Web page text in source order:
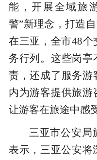
能，开展全域旅
警”新理念，打造
在三亚，全市48
务行列。这些岗亭
责，还成了服务游
内为游客提供旅游
让游客在旅途中感
三亚市公安局
表示，三亚公安将